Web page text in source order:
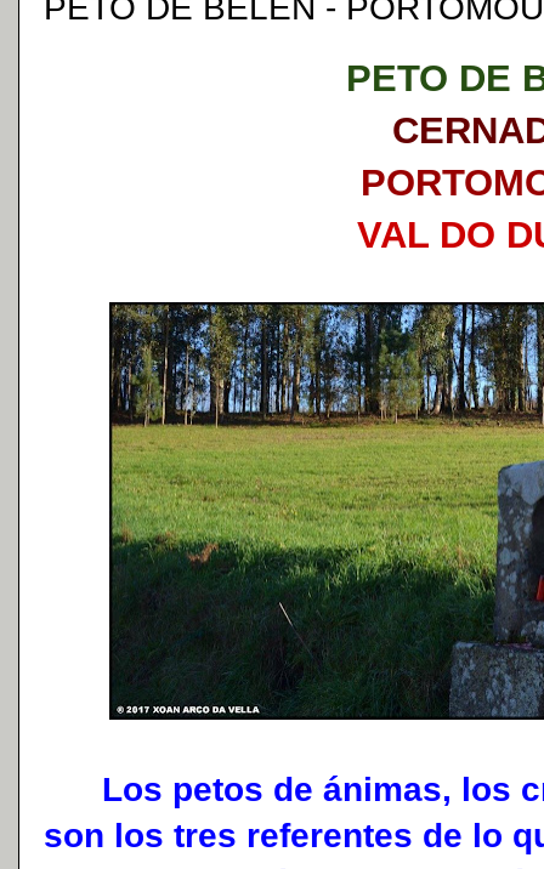
PETO DE BELEN -
PETO DE
VAL DO
Los petos de ánimas, los
son los tres referentes de lo